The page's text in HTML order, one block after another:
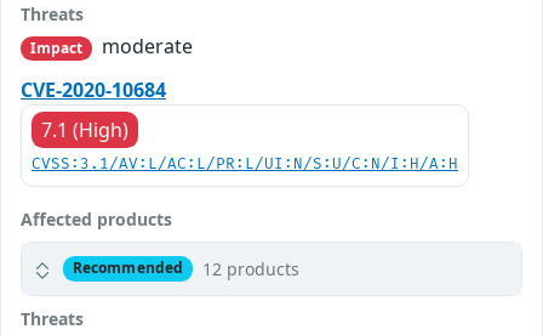
Threats
Impact
moderate
CVE-2020-10684
7.1 (High)
CVSS:3.1/AV:L/AC:L/PR:L/UI:N/S:U/C:N/I:H/A:H
Affected products
Recommended 12 products
Threats